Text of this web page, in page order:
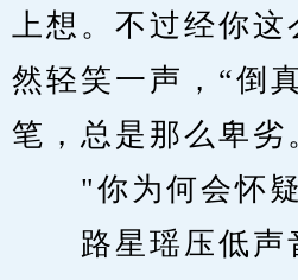
上想。不过经你这
然轻笑一声，“倒
笔，总是那么卑劣
"你为何会怀疑
路星瑶压低声